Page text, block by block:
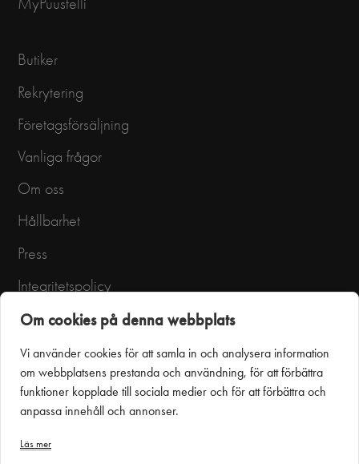
MyPuustelli
Butiker
Rekrytering
Företagsförsäljning
Vanliga frågor
Om oss
Hållbarhet
Press
Integritetspolicy
Användarvillkor
Om cookies på denna webbplats
Vi använder cookies för att samla in och analysera information
om webbplatsens prestanda och användning, för att förbättra
funktioner kopplade till sociala medier och för att förbättra och
anpassa innehåll och annonser.
Läs mer